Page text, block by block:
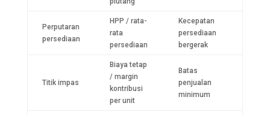
Perputaran
persediaan
HPP / rata-
rata
persediaan
Kecepatan
persediaan
bergerak
Titik impas
Biaya tetap
/ margin
kontribusi
per unit
Batas
penjualan
minimum